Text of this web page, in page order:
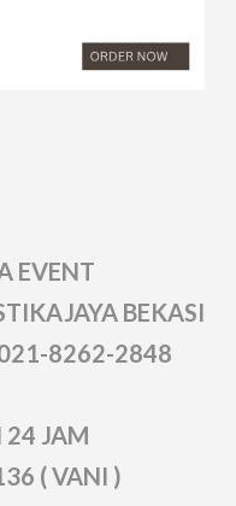
EVENT
BEKASI
8262-2848
24 JAM
( VANI )